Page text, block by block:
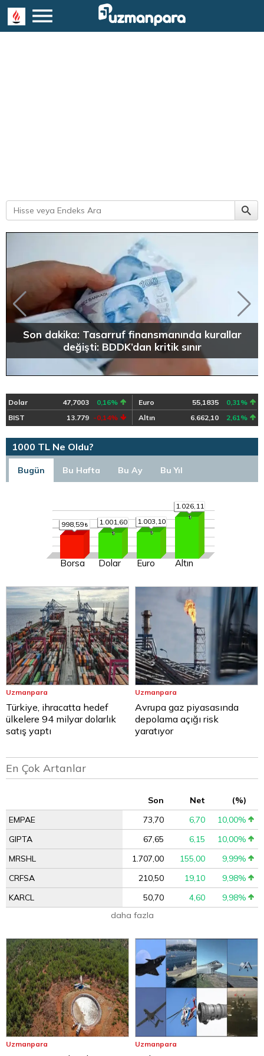
Son dakika: Tasarruf finansmanında kurallar
değişti: BDDK’dan kritik sınır
Dolar 47,7003 0,16% Euro 55,1835
0,31%
BIST
13.779 -0,14% Altın 6.662,10 2,61%
1000 TL Ne Oldu?
Bugün Bu Hafta Bu Ay Bu Yıl
998,59
Borsa
1.001,60
Dolar
1.003,10
Euro
1.026,11
Altın
Uzmanpara
Türkiye, ihracatta hedef
ülkelere 94 milyar dolarlık
satış yaptı
Uzmanpara
Avrupa gaz piyasasında
depolama açığı risk
yaratıyor
En Çok Artanlar
Son Net
(%)
EMPAE
73,70 6,70
10,00%
GIPTA
67,65 6,15
10,00%
MRSHL
1.707,00 155,00
9,99%
CRFSA
210,50 19,10
9,98%
KARCL
50,70 4,60
9,98%
daha fazla
Uzmanpara Uzmanpara